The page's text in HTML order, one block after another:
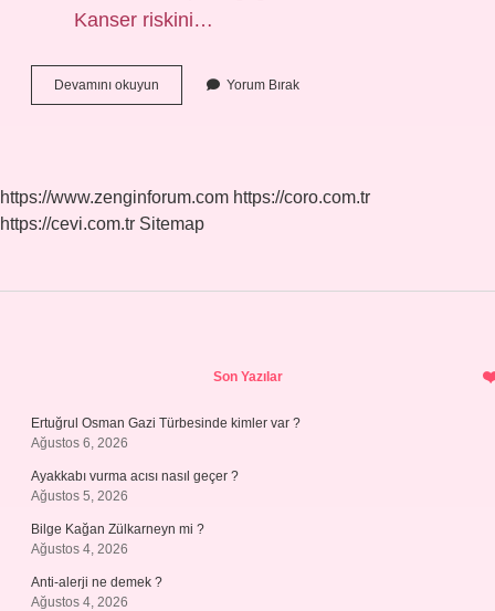
Kanser riskini…
Devamını okuyun
Yapmanın
Yorum Bırak
https://www.zenginforum.com https://coro.com.tr
https://cevi.com.tr Sitemap
Son Yazılar
Ertuğrul Osman Gazi Türbesinde kimler var ?
Ağustos 6, 2026
Ayakkabı vurma acısı nasıl geçer ?
Ağustos 5, 2026
Bilge Kağan Zülkarneyn mi ?
Ağustos 4, 2026
Anti-alerji ne demek ?
Ağustos 4, 2026